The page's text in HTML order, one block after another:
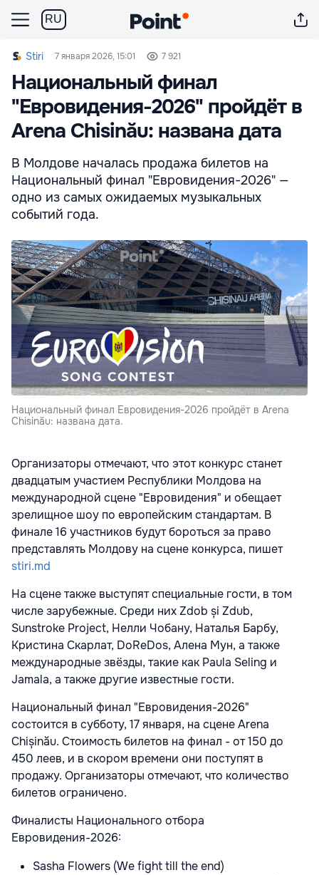
RU
Stiri 7 января 2026, 15:01 7 921
Национальный финал
"Евровидения-2026" пройдёт в
Arena Chisinău: названа дата
В Молдове началась продажа билетов на
Национальный финал "Евровидения-2026" —
одно из самых ожидаемых музыкальных
событий года.
Национальный финал Евровидения-2026 пройдёт в Arena
Chisinău: названа дата.
Организаторы отмечают, что этот конкурс станет
двадцатым участием Республики Молдова на
международной сцене "Евровидения" и обещает
зрелищное шоу по европейским стандартам. В
финале 16 участников будут бороться за право
представлять Молдову на сцене конкурса, пишет
stiri.md
На сцене также выступят специальные гости, в том
числе зарубежные. Среди них Zdob și Zdub,
Sunstroke Project, Нелли Чобану, Наталья Барбу,
Кристина Скарлат, DoReDos, Алена Мун, а также
международные звёзды, такие как Paula Seling и
Jamala, а также другие известные гости.
Национальный финал "Евровидения-2026"
состоится в субботу, 17 января, на сцене Arena
Chișinău. Стоимость билетов на финал - от 150 до
450 леев, и в скором времени они поступят в
продажу. Организаторы отмечают, что количество
билетов ограничено.
Финалисты Национального отбора
Евровидения-2026:
Sasha Flowers (We fight till the end)